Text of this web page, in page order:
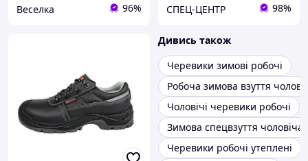
Веселка 96% СПЕЦ-ЦЕНТР 98%
Дивись також
Черевики зимові робочі
Робоча зимова взуття
Чоловічі черевики робочі
Зимова спецвзуття чоловіча
Черевики робочі утеплені